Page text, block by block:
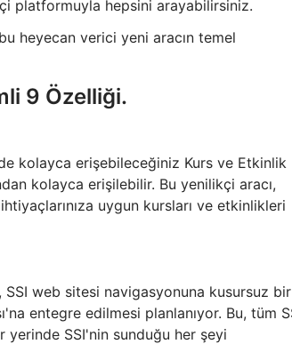
platformuyla hepsini arayabilirsiniz.
heyecan verici yeni aracın temel
9 Özelliği.
kolayca erişebileceğiniz Kurs ve Etkinlik
kolayca erişilebilir. Bu yenilikçi aracı,
uygun kursları ve etkinlikleri
web sitesi navigasyonuna kusursuz bir
entegre edilmesi planlanıyor. Bu, tüm
yerinde SSI'nin sunduğu her şeyi